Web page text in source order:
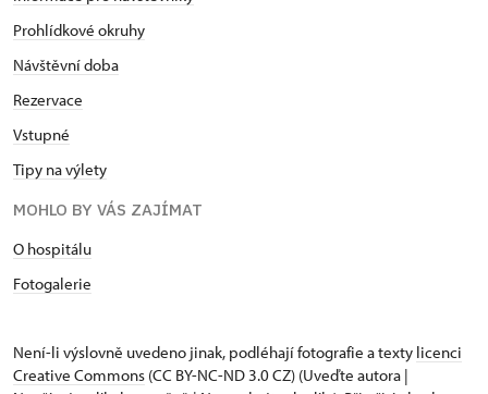
Prohlídkové okruhy
Návštěvní doba
Rezervace
Vstupné
Tipy na výlety
MOHLO BY VÁS ZAJÍMAT
O hospitálu
Fotogalerie
Není-li výslovně uvedeno jinak, podléhají fotografie a texty licenci
Creative Commons (CC BY-NC-ND 3.0 CZ) (Uveďte autora |